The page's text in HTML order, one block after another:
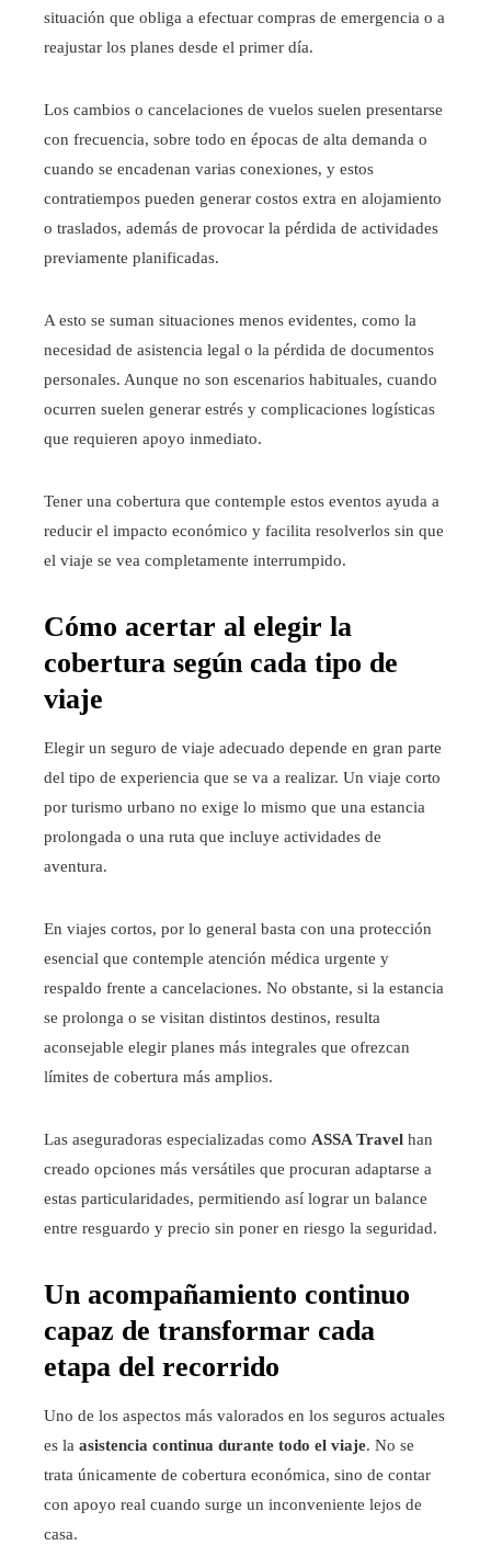
situación que obliga a efectuar compras de emergencia o a
reajustar los planes desde el primer día.
Los cambios o cancelaciones de vuelos suelen presentarse
con frecuencia, sobre todo en épocas de alta demanda o
cuando se encadenan varias conexiones, y estos
contratiempos pueden generar costos extra en alojamiento
o traslados, además de provocar la pérdida de actividades
previamente planificadas.
A esto se suman situaciones menos evidentes, como la
necesidad de asistencia legal o la pérdida de documentos
personales. Aunque no son escenarios habituales, cuando
ocurren suelen generar estrés y complicaciones logísticas
que requieren apoyo inmediato.
Tener una cobertura que contemple estos eventos ayuda a
reducir el impacto económico y facilita resolverlos sin que
el viaje se vea completamente interrumpido.
Cómo acertar al elegir la
cobertura según cada tipo de
viaje
Elegir un seguro de viaje adecuado depende en gran parte
del tipo de experiencia que se va a realizar. Un viaje corto
por turismo urbano no exige lo mismo que una estancia
prolongada o una ruta que incluye actividades de
aventura.
En viajes cortos, por lo general basta con una protección
esencial que contemple atención médica urgente y
respaldo frente a cancelaciones. No obstante, si la estancia
se prolonga o se visitan distintos destinos, resulta
aconsejable elegir planes más integrales que ofrezcan
límites de cobertura más amplios.
Las aseguradoras especializadas como ASSA Travel han
creado opciones más versátiles que procuran adaptarse a
estas particularidades, permitiendo así lograr un balance
entre resguardo y precio sin poner en riesgo la seguridad.
Un acompañamiento continuo
capaz de transformar cada
etapa del recorrido
Uno de los aspectos más valorados en los seguros actuales
es la asistencia continua durante todo el viaje. No se
trata únicamente de cobertura económica, sino de contar
con apoyo real cuando surge un inconveniente lejos de
casa.